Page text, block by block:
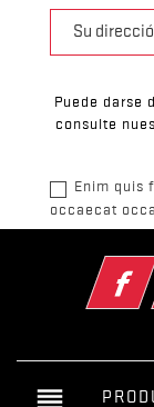
Puede darse
consulte
Enim quis
occaecat
reorder